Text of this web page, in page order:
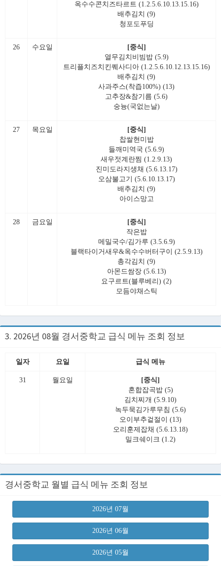
옥수수콘치즈타르트 (1.2.5.6.10.13.15.16)
배추김치 (9)
청포도푸딩
26 수요일
[중식]
열무김치비빔밥 (5.9)
트리플치즈치킨퀘사디아 (1.2.5.6.10.12.13.15.16)
배추김치 (9)
사과주스(착즙100%) (13)
고추장&참기름 (5.6)
숭늉(국없는날)
27 목요일
[중식]
찹쌀현미밥
들깨미역국 (5.6.9)
새우젓계란찜 (1.2.9.13)
진미도라지생채 (5.6.13.17)
오삼불고기 (5.6.10.13.17)
배추김치 (9)
아이스망고
28 금요일
[중식]
작은밥
메밀국수/김가루 (3.5.6.9)
블랙타이거새우&옥수수버터구이 (2.5.9.13)
총각김치 (9)
아몬드쌈장 (5.6.13)
요구르트(블루베리) (2)
모듬야채스틱
3. 2026년 08월 경서중학교 급식 메뉴 조회 정보
일자 요일 급식 메뉴
31 월요일
[중식]
혼합잡곡밥 (5)
김치찌개 (5.9.10)
녹두묵김가루무침 (5.6)
오이부추겉절이 (13)
오리훈제잡채 (5.6.13.18)
밀크쉐이크 (1.2)
경서중학교 월별 급식 메뉴 조회 정보
2026년 07월
2026년 06월
2026년 05월